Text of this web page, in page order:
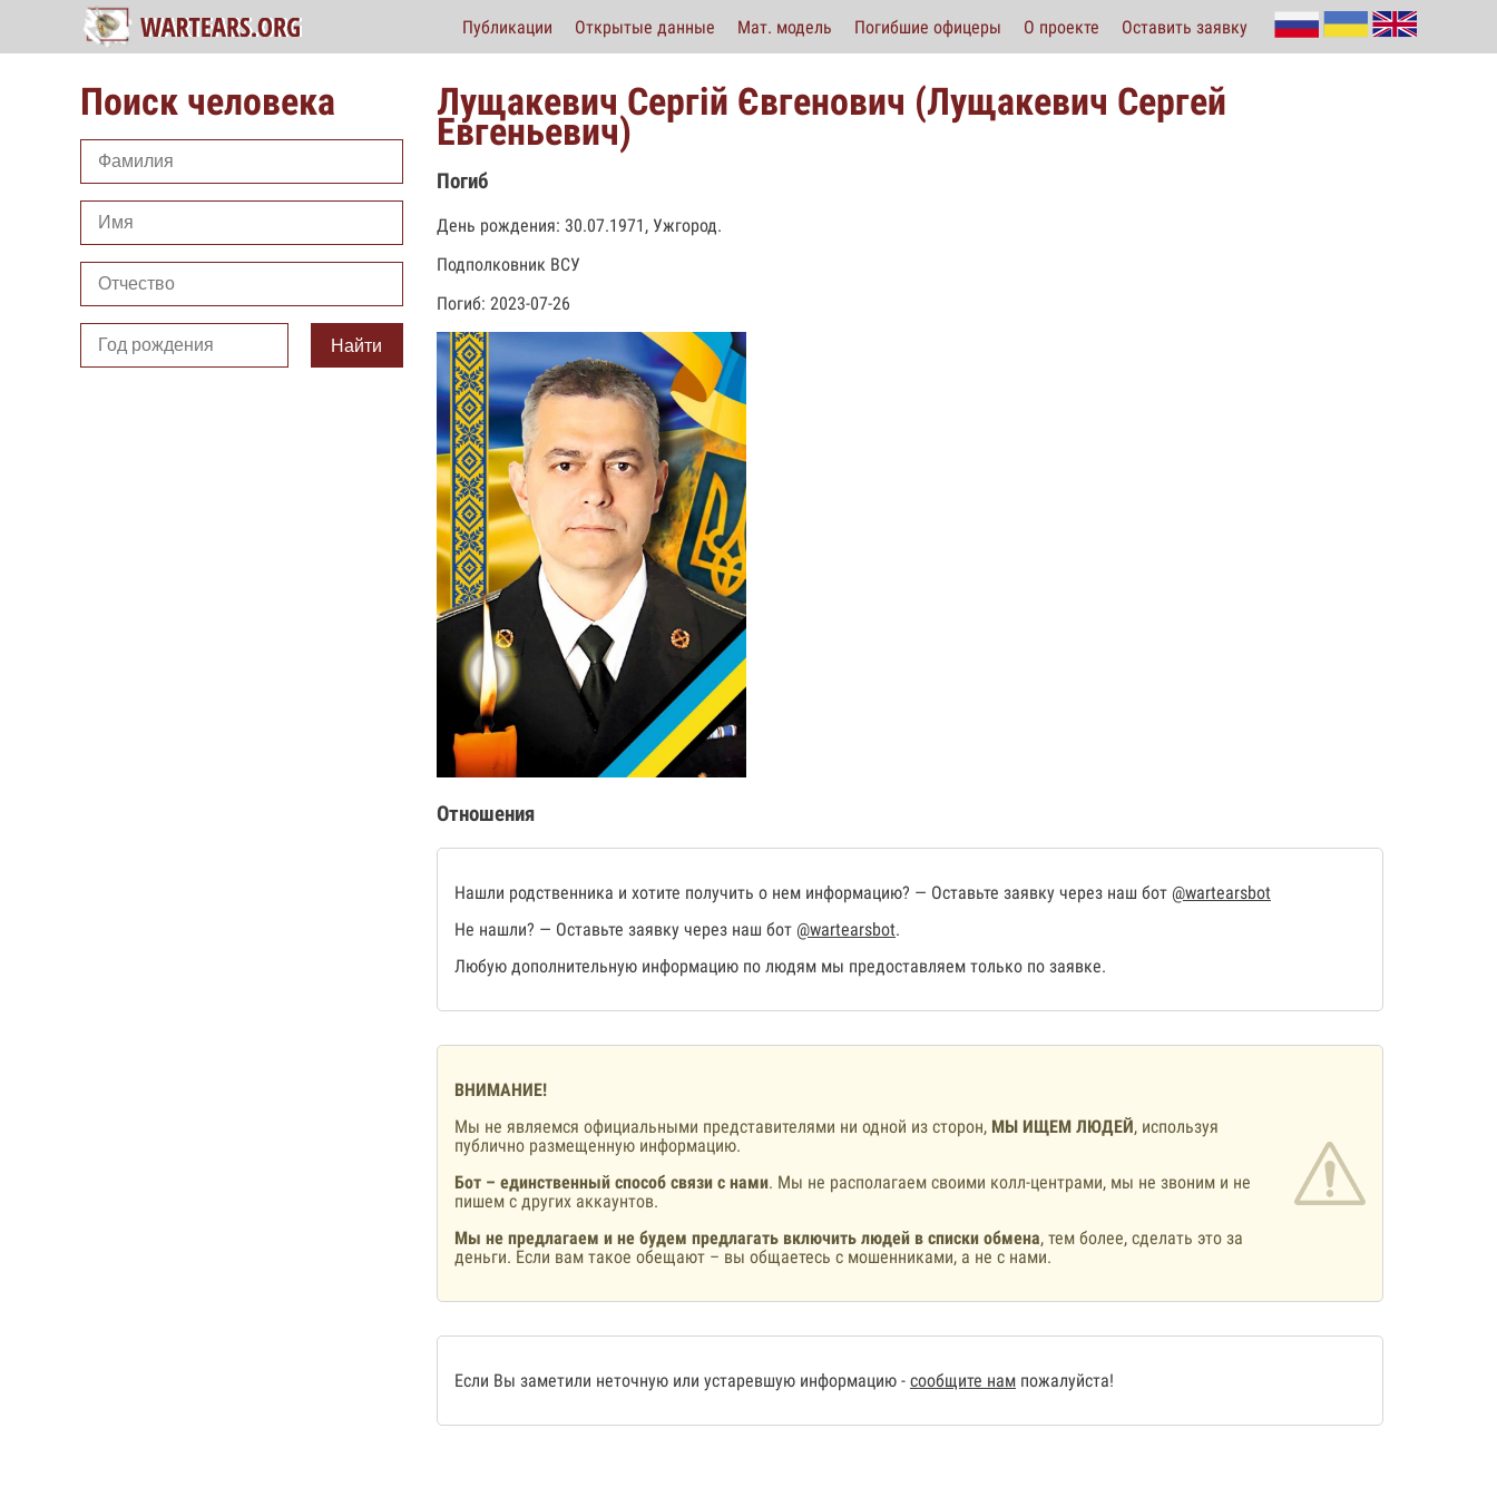
Публикации Открытые данные Мат. модель Погибшие офицеры О проекте Оставить заявку
Поиск человека
Найти
Лущакевич Сергій Євгенович (Лущакевич Сергей
Евгеньевич)
Погиб
День рождения: 30.07.1971, Ужгород.
Подполковник ВСУ
Погиб: 2023-07-26
Отношения
Нашли родственника и хотите получить о нем информацию? — Оставьте заявку через наш бот @wartearsbot
Не нашли? — Оставьте заявку через наш бот @wartearsbot.
Любую дополнительную информацию по людям мы предоставляем только по заявке.
ВНИМАНИЕ!
Мы не являемся официальными представителями ни одной из сторон, МЫ ИЩЕМ ЛЮДЕЙ, используя
публично размещенную информацию.
Бот – единственный способ связи с нами. Мы не располагаем своими колл-центрами, мы не звоним и не
пишем с других аккаунтов.
Мы не предлагаем и не будем предлагать включить людей в списки обмена, тем более, сделать это за
деньги. Если вам такое обещают – вы общаетесь с мошенниками, а не с нами.
Если Вы заметили неточную или устаревшую информацию - сообщите нам пожалуйста!